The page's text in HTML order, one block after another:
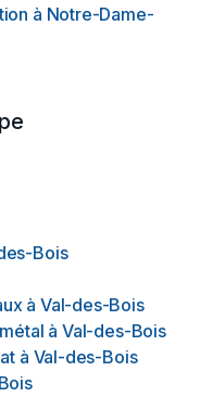
à Notre-Dame-
Bois
à Val-des-Bois
à Val-des-Bois
à Val-des-Bois